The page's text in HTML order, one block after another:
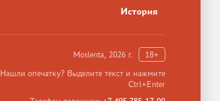
История
Moslenta, 2026 г.
18+
Нашли опечатку? Выделите текст и нажмите
Ctrl+Enter